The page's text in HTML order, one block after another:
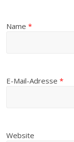
Name*
E-Mail-Adresse*
Website